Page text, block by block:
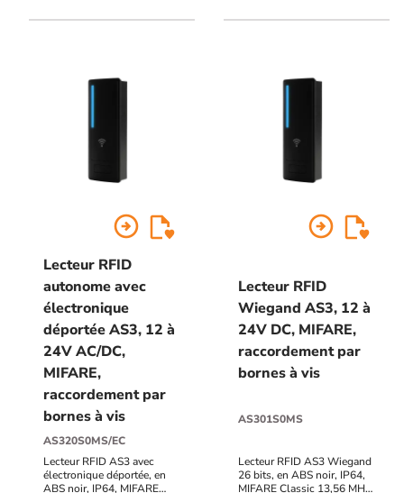
24V AC/DC, 999
longtemps), PF (porte
(autoprotection du clavier)
Ultralight) 13,56 MHz,
arrow_circle_right
Lecteur RFID
autonome avec
électronique
déportée AS3, 12 à
24V AC/DC,
MIFARE,
raccordement par
bornes à vis
AS320S0MS/EC
Lecteur RFID AS3 avec
électronique déportée, en
ABS noir, IP64, MIFARE
arrow_circle_right
Lecteur RFID
Wiegand AS3, 12 à
24V DC, MIFARE,
raccordement par
bornes à vis
AS301S0MS
Lecteur RFID AS3 Wiegand
26 bits, en ABS noir, IP64,
MIFARE Classic 13,56 MHz,